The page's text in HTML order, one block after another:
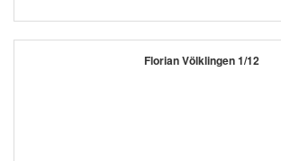
Florian Völklingen 1/12